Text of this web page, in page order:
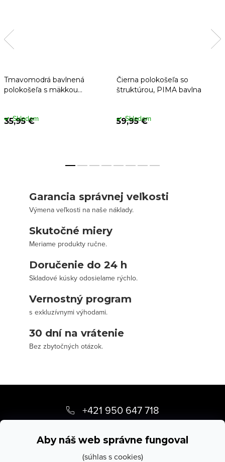
Aby náš web správne fungoval
(súhlas s cookies)
Tmavomodrá bavlnená
polokošeľa s mäkkou
35,95 €
Skladom
Čierna polokošeľa so
štruktúrou, PIMA bavlna
59,95 €
Skladom
Garancia správnej veľkosti
Výmena veľkosti na naše náklady.
Skutočné miery
Meriame produkty ručne.
Doručenie do 24 h
Skladové kúsky odosielame rýchlo.
Vernostný program
s exkluzívnymi výhodami.
30 dní na vrátenie
Bez zbytočných otázok.
p
+421 950 647 718